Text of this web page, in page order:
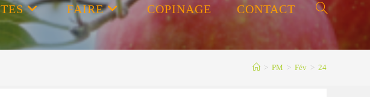
FAIRE COPINAGE CONTACT Toggle
> PM > Fév > 24